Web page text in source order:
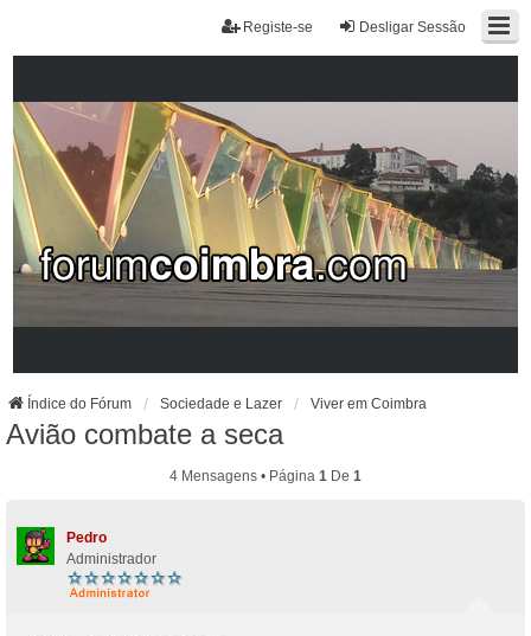
Desligar Sessão
Registe-se
Índice do Fórum Sociedade e Lazer Viver em Coimbra
Avião combate a seca
4 Mensagens • Página 1 De 1
Pedro
Administrador